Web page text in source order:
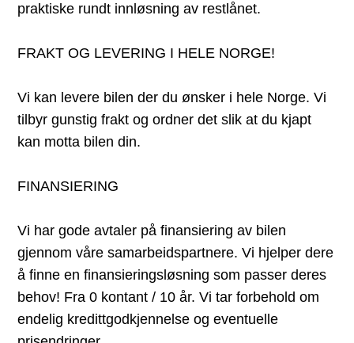
praktiske rundt innløsning av restlånet.
FRAKT OG LEVERING I HELE NORGE!
Vi kan levere bilen der du ønsker i hele Norge. Vi
tilbyr gunstig frakt og ordner det slik at du kjapt
kan motta bilen din.
FINANSIERING
Vi har gode avtaler på finansiering av bilen
gjennom våre samarbeidspartnere. Vi hjelper dere
å finne en finansieringsløsning som passer deres
behov! Fra 0 kontant / 10 år. Vi tar forbehold om
endelig kredittgodkjennelse og eventuelle